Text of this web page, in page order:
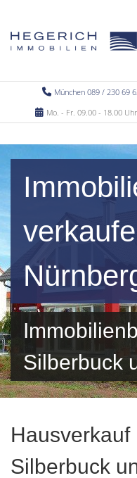
München 089 / 230 69
Mo. - Fr. 09.00 - 18.00 Uhr
Silberbuck
Hausverkauf
Silberbuck